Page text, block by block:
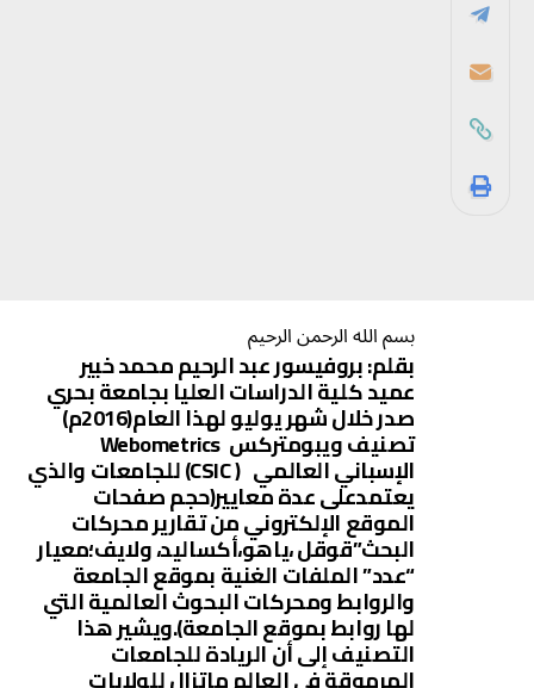
بسم الله الرحمن الرحيم
بقلم: بروفيسور عبد الرحيم محمد خبير
عميد كلية الدراسات العليا بجامعة بحري
صدر خلال شهر يوليو لهذا العام(2016م)
تصنيف ويبومتركس Webometrics
الإسباني العالمي ( CSIC) للجامعات والذي
يعتمدعلى عدة معايير(حجم صفحات
الموقع الإلكتروني من تقارير محركات
البحث”قوقل ،ياهو،أكساليد، ولايف؛معيار
“عدد” الملفات الغنية بموقع الجامعة
والروابط ومحركات البحوث العالمية التي
لها روابط بموقع الجامعة).ويشير هذا
التصنيف إلى أن الريادة للجامعات
المرموقة في العالم ماتزال للولايات